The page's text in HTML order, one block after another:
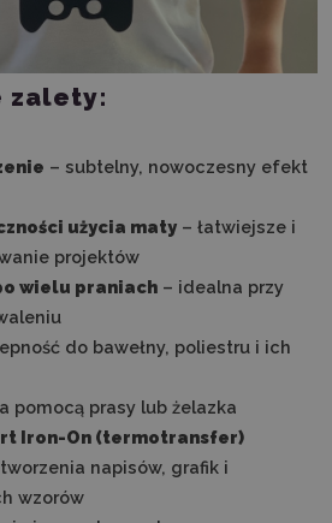
zalety:
– subtelny, nowoczesny efekt
użycia maty – łatwiejsze i
projektów
wielu praniach – idealna przy
do bawełny, poliestru i ich
pomocą prasy lub żelazka
Iron-On (termotransfer)
napisów, grafik i
wzorów